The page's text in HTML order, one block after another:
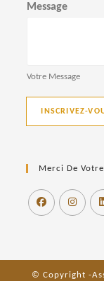
Message
Votre Message
INSCRIVEZ-
Merci De
© Copyright -